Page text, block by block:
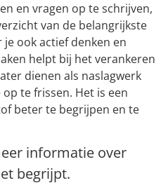
en vragen op te schrijven,
van de belangrijkste
ook actief denken en
helpt bij het verankeren
dienen als naslagwerk
te frissen. Het is een
beter te begrijpen en te
informatie over
begrijpt.